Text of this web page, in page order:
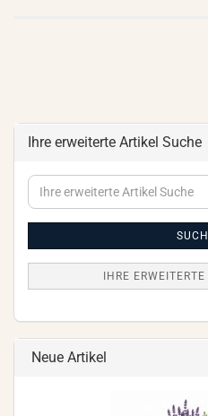
Ihre erweiterte Artikel Suche
Ihre
erweiterte
IHRE
Neue Artikel